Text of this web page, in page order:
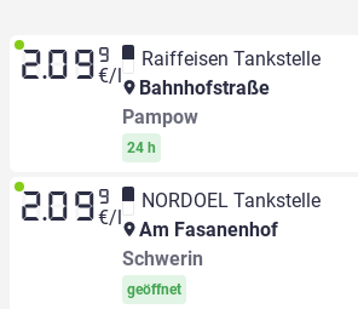
2.09 9
€/l
Raiffeisen Tankstelle
Bahnhofstraße
Pampow
24 h
2.09 9
€/l
NORDOEL Tankstelle
Am Fasanenhof
Schwerin
geöffnet